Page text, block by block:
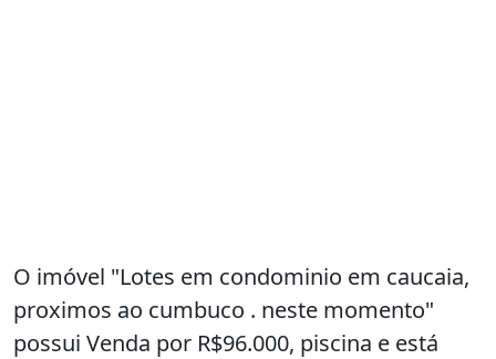
O imóvel "Lotes em condominio em caucaia,
proximos ao cumbuco . neste momento"
possui Venda por R$96.000, piscina e está